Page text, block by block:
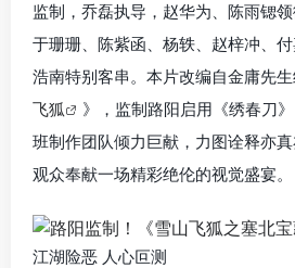
监制，乔磊执导，赵华为、陈雨锶
于珊珊、陈紫函、杨轶、赵梓冲、
浩南特别客串。本片改编自金庸先
飞狐
》，监制路阳启用《绣春刀
班制作团队倾力巨献，力图诠释亦
观众奉献一场精彩绝伦的视觉盛宴。
江湖险恶 人心叵测